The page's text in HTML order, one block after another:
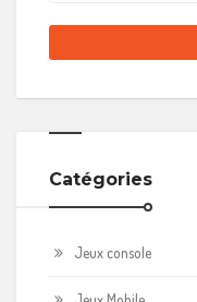
Catégories
Jeux console